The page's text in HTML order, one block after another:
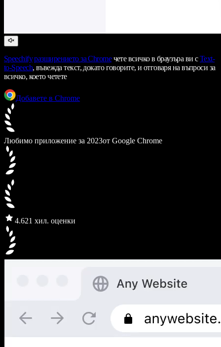
Speechify разширението за Chromeчете всичко в браузъра ви сText-
to-Speech, въвежда текст, докато говорите, и отговаря на въпроси за
всичко, което четете
Добавете в Chrome
Любимо приложение за 2023от Google Chrome
4.621 хил. оценки